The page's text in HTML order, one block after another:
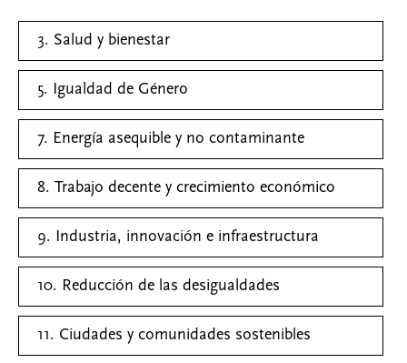
3. Salud y bienestar
5. Igualdad de Género
7. Energía asequible y no contaminante
8. Trabajo decente y crecimiento económico
9. Industria, innovación e infraestructura
10. Reducción de las desigualdades
11. Ciudades y comunidades sostenibles